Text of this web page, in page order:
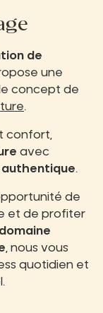
de
une
concept de
.
confort,
avec
authentique.
de
et de profiter
, nous vous
quotidien et